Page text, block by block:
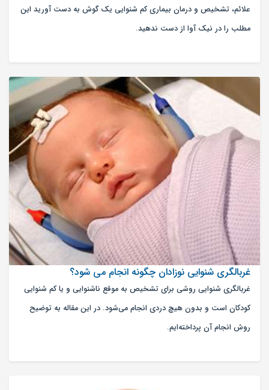
علائم، تشخیص و درمان بیماری کم شنوایی یک گوش به دست آورید این
مطلب را در نیک آوا از دست ندهید.
غربالگری شنوایی نوزادان چگونه انجام می شود؟
غربالگری شنوایی روشی برای تشخیص به موقع ناشنوایی و یا کم شنوایی
کودکان است و بدون هیچ دردی انجام می‌شود. در این مقاله به توضیح
روش انجام آن پرداخته‌ایم.